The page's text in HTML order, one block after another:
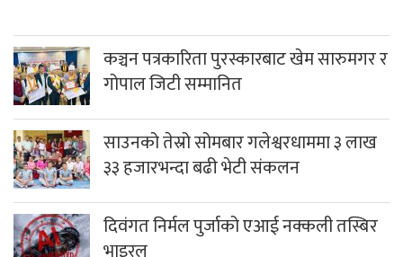
कञ्चन पत्रकारिता पुरस्कारबाट खेम सारुमगर र
गोपाल जिटी सम्मानित
साउनको तेस्रो सोमबार गलेश्वरधाममा ३ लाख
३३ हजारभन्दा बढी भेटी संकलन
दिवंगत निर्मल पुर्जाको एआई नक्कली तस्बिर